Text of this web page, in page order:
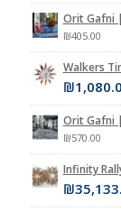
₪405.00
₪
₪570.00
₪